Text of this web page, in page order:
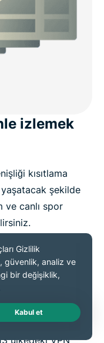
izlemek
kısıtlama
yaşatacak şekilde
ve canlı spor
iPlayer gibi
olduğu için okul,
açık Wi-Fi fark
yerden erişmek
ülkedeki VPN
Live Chat